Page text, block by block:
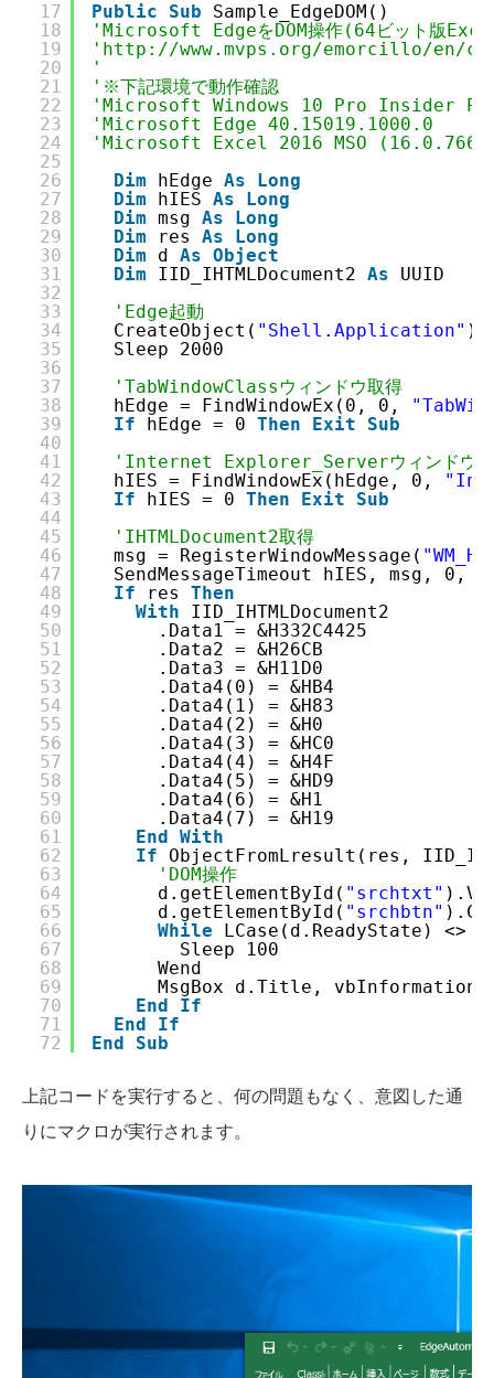
17
18
19
20
21
22
23
24
25
26
27
28
29
30
31
32
33
34
35
36
37
38
39
40
41
42
43
44
45
46
47
48
49
50
51
52
53
54
55
56
57
58
59
60
61
62
63
64
65
66
67
68
69
70
71
72
Public
Sub
Sample_EdgeDOM()
'Microsoft EdgeをDOM操作(64ビット版
' http://www.mvps.org/emorcillo/en/
'
'※下記環境で動作確認
'Microsoft Windows 10 Pro Insider
'Microsoft Edge 40.15019.1000.0
'Microsoft Excel 2016 MSO
Dim
hEdge As
Long
Dim
hIES As
Long
Dim msg As
Long
Dim
res As
Long
Dim
d As Object
Dim
IID_IHTMLDocument2 As
UUID
'Edge起動
CreateObject( "Shell.Application"
Sleep 2000
'TabWindowClassウィンドウ取得
hEdge = FindWindowEx(0, 0,
If
hEdge = 0 Then Exit
Sub
'Internet Explorer_Serverウィンドウ
hIES = FindWindowEx(hEdge, 0,
If
hIES = 0 Then Exit
Sub
'IHTMLDocument2取得
msg = RegisterWindowMessage(
SendMessageTimeout hIES, msg, 0, 0,
If
res Then
With
IID_IHTMLDocument2
.Data1 = &H332C4425
.Data2 = &H26CB
.Data3 = &H11D0
.Data4(0) = &HB4
.Data4(1) = &H83
.Data4(2) = &H0
.Data4(3) = &HC0
.Data4(4) = &H4F
.Data4(5) = &HD9
.Data4(6) = &H1
.Data4(7) = &H19
End
With
If
ObjectFromLresult(res,
'DOM操作
d.getElementById( "srchtxt"
d.getElementById( "srchbtn"
While
LCase(d.ReadyState) <>
Sleep 100
Wend
MsgBox d.Title, vbInformation +
End
If
End
If
End
Sub
上記コードを実行すると、何の問題もなく、意図した通
りにマクロが実行されます。